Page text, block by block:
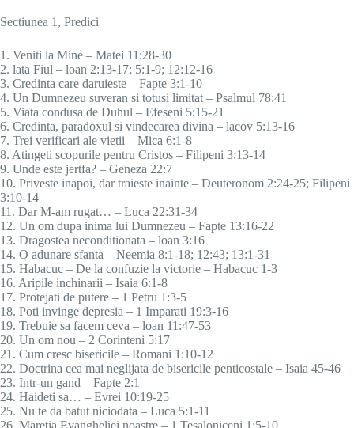
Sectiunea 1, Predici
1. Veniti la Mine – Matei 11:28-30
2. lata Fiul – loan 2:13-17; 5:1-9; 12:12-16
3. Credinta care daruieste – Fapte 3:1-10
4. Un Dumnezeu suveran si totusi limitat – Psalmul 78:41
5. Viata condusa de Duhul – Efeseni 5:15-21
6. Credinta, paradoxul si vindecarea divina – lacov 5:13-16
7. Trei verificari ale vietii – Mica 6:1-8
8. Atingeti scopurile pentru Cristos – Filipeni 3:13-14
9. Unde este jertfa? – Geneza 22:7
10. Priveste inapoi, dar traieste inainte – Deuteronom 2:24-25; Filipeni
3:10-14
11. Dar M-am rugat… – Luca 22:31-34
12. Un om dupa inima lui Dumnezeu – Fapte 13:16-22
13. Dragostea neconditionata – loan 3:16
14. O adunare sfanta – Neemia 8:1-18; 12:43; 13:1-31
15. Habacuc – De la confuzie la victorie – Habacuc 1-3
16. Aripile inchinarii – Isaia 6:1-8
17. Protejati de putere – 1 Petru 1:3-5
18. Poti invinge depresia – 1 Imparati 19:3-16
19. Trebuie sa facem ceva – loan 11:47-53
20. Un om nou – 2 Corinteni 5:17
21. Cum cresc bisericile – Romani 1:10-12
22. Doctrina cea mai neglijata de bisericile penticostale – Isaia 45-46
23. Intr-un gand – Fapte 2:1
24. Haideti sa… – Evrei 10:19-25
25. Nu te da batut niciodata – Luca 5:1-11
26. Maretia Evangheliei noastre – 1 Tesaloniceni 1:5-10